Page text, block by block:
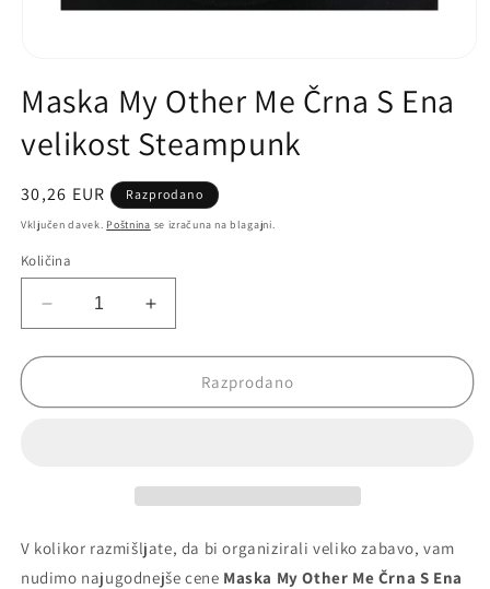
1
v
pogledu
galerije
Maska My Other Me Črna S Ena
velikost Steampunk
Običajna
cena
30,26 EUR Razprodano
Vključen davek. Poštnina se izračuna na blagajni.
Količina
Zmanjšaj
količino
za
My
velikost
Steampunk
Povečaj
količino
za
Maska
My
velikost
Steampunk
Razprodano
V kolikor razmišljate, da bi organizirali veliko zabavo, vam
nudimo najugodnejše cene Maska My Other Me Črna S Ena